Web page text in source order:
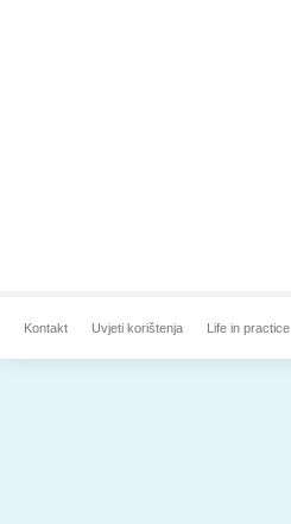
Kontakt Uvjeti korištenja Life in practice